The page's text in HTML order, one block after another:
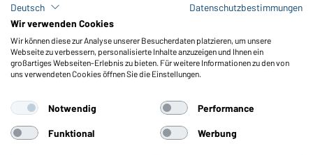
Meldeportal nach Hinweisgeberschutz
Funktionen & Pflege
Produkteigenschaften
Pflegehinweise
Farben
Deutsch
Datenschutzbestimmungen
Wir verwenden Cookies
Wir können diese zur Analyse unserer Besucherdaten platzieren, um unsere
Webseite zu verbessern, personalisierte Inhalte anzuzeigen und Ihnen ein
großartiges Webseiten-Erlebnis zu bieten. Für weitere Informationen zu den von
uns verwendeten Cookies öffnen Sie die Einstellungen.
Notwendig Performance
Funktional Werbung